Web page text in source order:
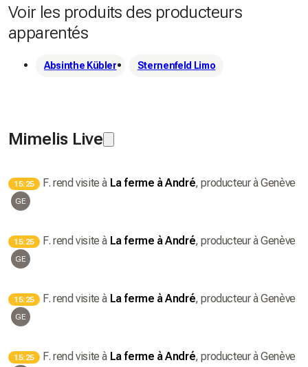
Voir les produits des producteurs
apparentés
Absinthe Kübler Sternenfeld Limo
Mimelis Live
15:25 F. rend visite à La ferme à André, producteurà Genève
GE
15:25 F. rend visite à La ferme à André, producteurà Genève
GE
15:25 F. rend visite à La ferme à André, producteurà Genève
GE
15:25 F. rend visite à La ferme à André, producteurà Genève